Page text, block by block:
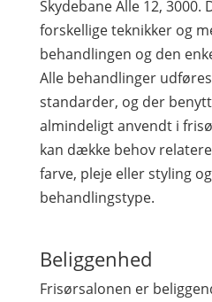
Skydebane Alle 12, 3000.
forskellige teknikker og
behandlingen og den
Alle behandlinger
standarder, og der
almindeligt anvendt i
kan dække behov
farve, pleje eller styling
behandlingstype.
Beliggenhed
Frisørsalonen er